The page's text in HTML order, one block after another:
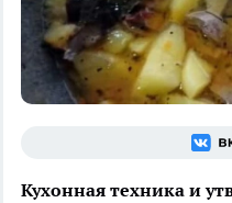
Кухонная техника и